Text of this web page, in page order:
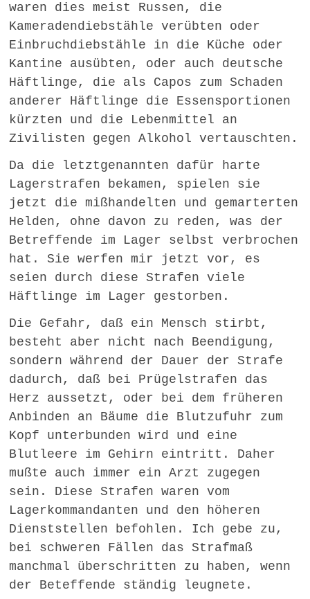
waren dies meist Russen, die
Kameradendiebstähle verübten oder
Einbruchdiebstähle in die Küche oder
Kantine ausübten, oder auch deutsche
Häftlinge, die als Capos zum Schaden
anderer Häftlinge die Essensportionen
kürzten und die Lebenmittel an
Zivilisten gegen Alkohol vertauschten.
Da die letztgenannten dafür harte
Lagerstrafen bekamen, spielen sie
jetzt die mißhandelten und gemarterten
Helden, ohne davon zu reden, was der
Betreffende im Lager selbst verbrochen
hat. Sie werfen mir jetzt vor, es
seien durch diese Strafen viele
Häftlinge im Lager gestorben.
Die Gefahr, daß ein Mensch stirbt,
besteht aber nicht nach Beendigung,
sondern während der Dauer der Strafe
dadurch, daß bei Prügelstrafen das
Herz aussetzt, oder bei dem früheren
Anbinden an Bäume die Blutzufuhr zum
Kopf unterbunden wird und eine
Blutleere im Gehirn eintritt. Daher
mußte auch immer ein Arzt zugegen
sein. Diese Strafen waren vom
Lagerkommandanten und den höheren
Dienststellen befohlen. Ich gebe zu,
bei schweren Fällen das Strafmaß
manchmal überschritten zu haben, wenn
der Beteffende ständig leugnete.